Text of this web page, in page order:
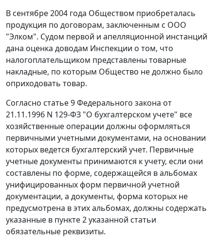
В сентябре 2004 года Обществом приобреталась
продукция по договорам, заключенным с ООО
"Элком". Судом первой и апелляционной инстанций
дана оценка доводам Инспекции о том, что
налогоплательщиком представлены товарные
накладные, по которым Общество не должно было
оприходовать товар.
Согласно статье 9Федерального закона от
21.11.1996 N 129-ФЗ "О бухгалтерском учете" все
хозяйственные операции должны оформляться
первичными учетными документами, на основании
которых ведется бухгалтерский учет. Первичные
учетные документы принимаются к учету, если они
составлены по форме, содержащейся в альбомах
унифицированных форм первичной учетной
документации, а документы, форма которых не
предусмотрена в этих альбомах, должны содержать
указанные в пункте 2 указанной статьи
обязательные реквизиты.